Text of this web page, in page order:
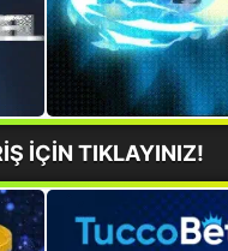
İÇİN TIKLAYINIZ!